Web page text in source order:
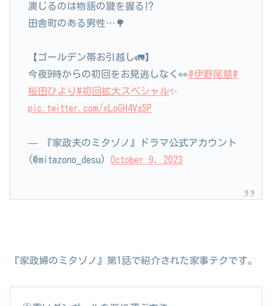
演じるのは物語の鍵を握る⁉︎
田舎町のある男性…🌳
【ゴールデン帯お引越し🚛】
今夜9時からの初回をお見逃しなく👀#伊野尾慧#
桜田ひより #初回拡大スペシャル✨
pic.twitter.com/xLoGH4VgSP
— 『家政夫のミタゾノ』ドラマ公式アカウント
(@mitazono_desu) October 9, 2023
『家政婦のミタゾノ』第1話で紹介された家事テクです。